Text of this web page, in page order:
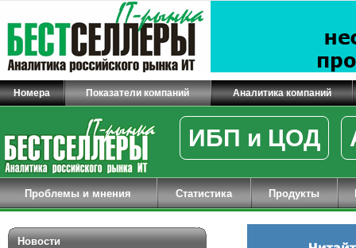
Номера Показатели компаний Аналитика компаний
ИБП и ЦОД
Проблемы и мнения Статистика Продукты
Новости